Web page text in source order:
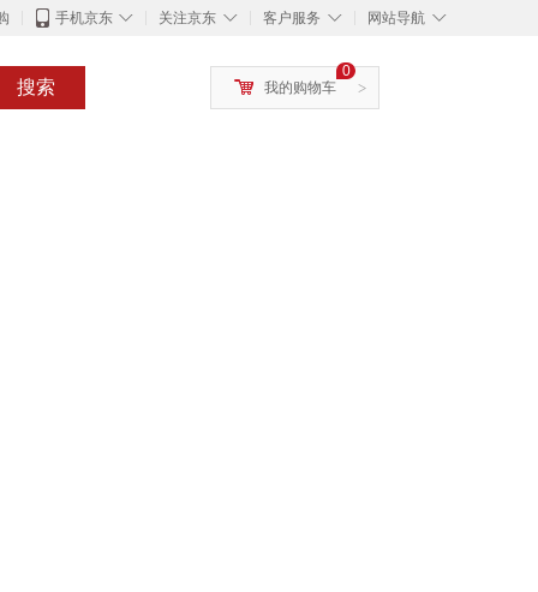
◇
手机京东 ◇
关注京东 ◇
客户服务 ◇
网站导航
搜索 >
0
我的购物车